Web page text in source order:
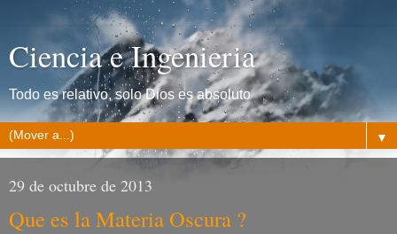
Ciencia e Ingenieria
Todo es relativo, solo Dios es absoluto
▼
29 de octubre de 2013
Que es la Materia Oscura ?